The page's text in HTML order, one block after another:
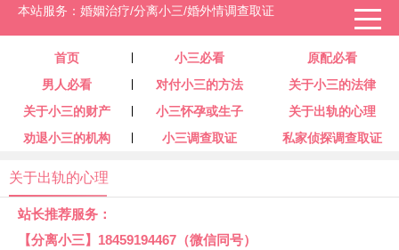
首页 小三必看
原配必看
男人必看
对付小三的方法
关于小三的法律
关于小三的财产
小三怀孕或生子
关于出轨的心理
劝退小三的机构
小三调查取证 私家侦探调查取证
本站服务：婚姻治疗/分离小三/婚外情调查取证
关于出轨的心理
站长推荐服务：
【分离小三】18459194467（微信同号）